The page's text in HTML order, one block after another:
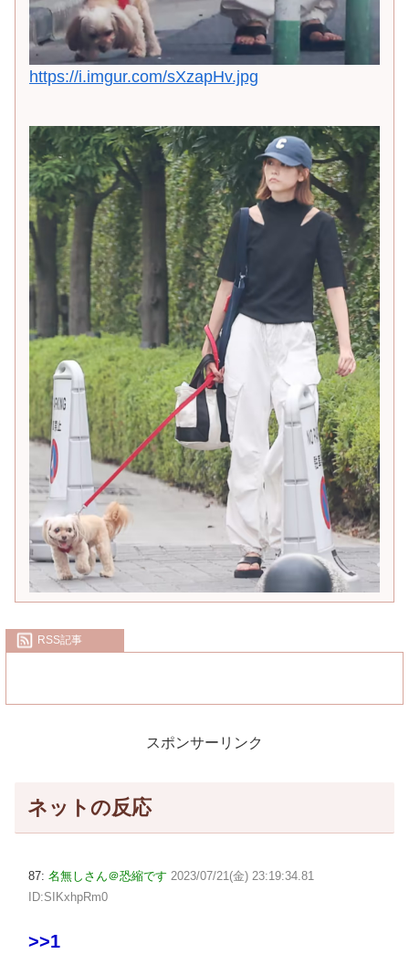
https://i.imgur.com/sXzapHv.jpg
RSS記事
スポンサーリンク
ネットの反応
87: 名無しさん＠恐縮です 2023/07/21(金) 23:19:34.81
ID:SIKxhpRm0
>>1